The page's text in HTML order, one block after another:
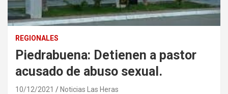
REGIONALES
Piedrabuena: Detienen a pastor
acusado de abuso sexual.
10/12/2021 Noticias Las Heras